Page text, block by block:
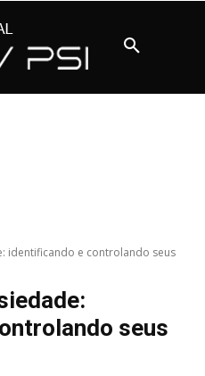
identificando e controlando seus
seus